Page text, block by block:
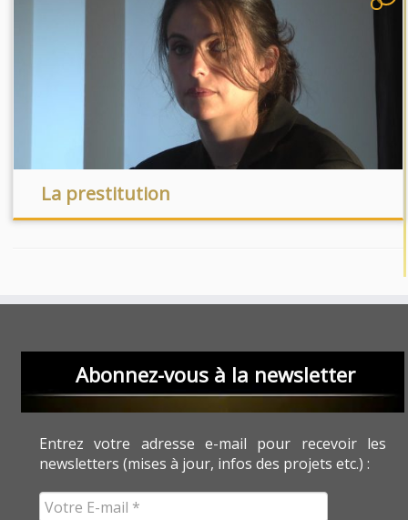
La prestitution
Abonnez-vous à la newsletter
Entrez votre adresse e-mail pour recevoir les
newsletters (mises à jour, infos des projets etc.) :